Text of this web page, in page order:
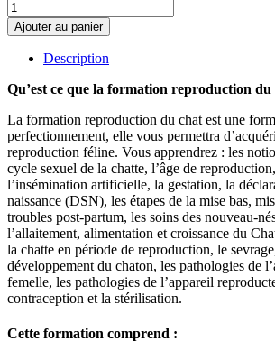
Ajouter au panier
Description
Qu’est ce que la formation reproduction du
La formation reproduction du chat est une
perfectionnement, elle vous permettra
reproduction féline. Vous apprendrez : les
cycle sexuel de la chatte, l’âge de
l’insémination artificielle, la gestation, la
naissance (DSN), les étapes de la mise bas,
troubles post-partum, les soins des nouveau-
l’allaitement, alimentation et croissance du
la chatte en période de reproduction, le
développement du chaton, les pathologies de
femelle, les pathologies de l’appareil
contraception et la stérilisation.
Cette formation comprend :